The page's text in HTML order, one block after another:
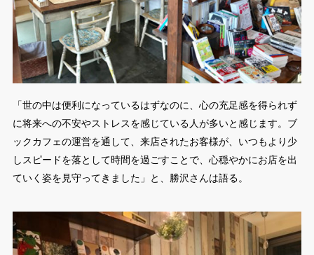
「世の中は便利になっているはずなのに、心の充足感を得られず
に将来への不安やストレスを感じている人が多いと感じます。ブ
ックカフェの運営を通して、来店されたお客様が、いつもより少
しスピードを落として時間を過ごすことで、心穏やかにお店を出
ていく姿を見守ってきました」と、勝沢さんは語る。